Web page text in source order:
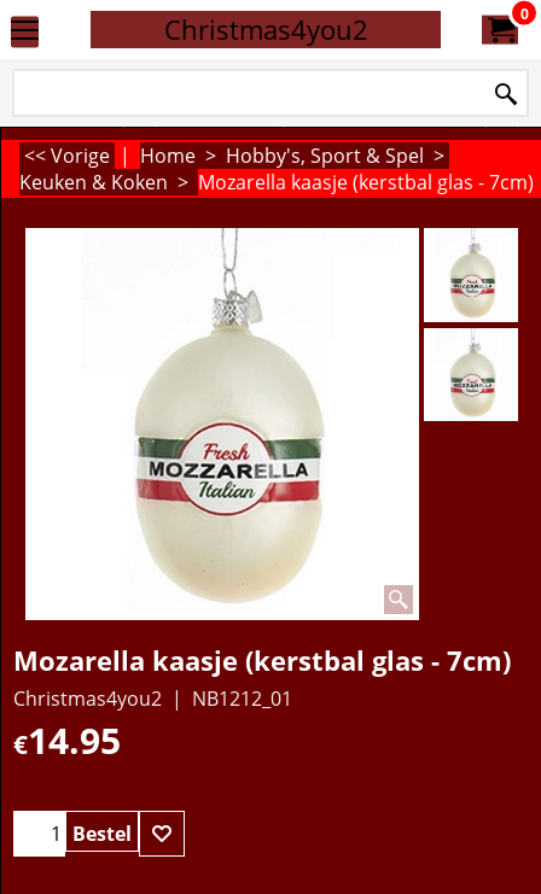
Christmas4you2 0
<< Vorige | Home > Hobby's, Sport & Spel >
Keuken & Koken > Mozarella kaasje (kerstbal glas - 7cm)
Mozarella kaasje (kerstbal glas - 7cm)
Christmas4you2 NB1212_01
€14.95
Bestel